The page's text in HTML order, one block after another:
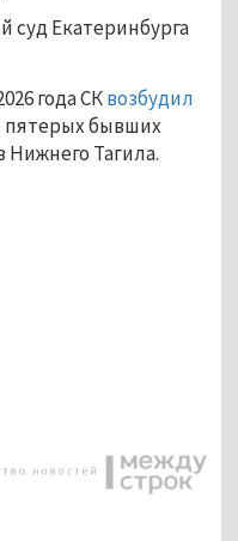
суд Екатеринбурга
года СКвозбудил
бывших
Нижнего Тагила.